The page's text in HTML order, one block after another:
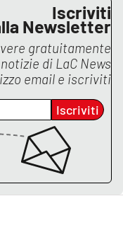
Iscriviti
Newsletter
gratuitamente
di LaC News
email e iscriviti
Iscriviti